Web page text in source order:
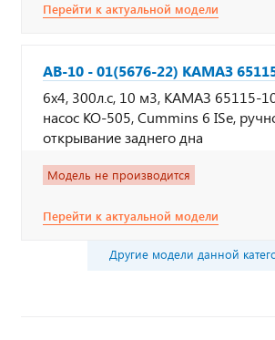
Перейти к актуальной модели
АВ-10 - 01(5676-22) КАМАЗ
6х4, 300л.с, 10 м3, КАМАЗ 65115-
насос КО-505, Cummins 6 ISe,
открывание заднего дна
Модель не производится
Перейти к актуальной модели
Другие модели данной